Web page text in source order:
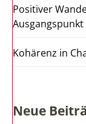
Positiver
Ausgangspunkt
Kohärenz in
Neue